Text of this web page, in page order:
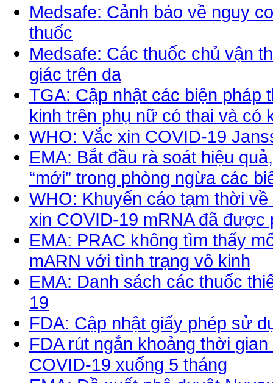
Medsafe: Cảnh báo về nguy
thuốc
Medsafe: Các thuốc chủ vận
giác trên da
TGA: Cập nhật các biện pháp
kinh trên phụ nữ có thai và có
WHO: Vắc xin COVID-19
EMA: Bắt đầu rà soát hiệu
“mới” trong phòng ngừa các
WHO: Khuyến cáo tạm thời
xin COVID-19 mRNA đã
EMA: PRAC không tìm thấy
mARN với tình trạng vô kinh
EMA: Danh sách các thuốc
19
FDA: Cập nhật giấy phép sử
FDA rút ngắn khoảng thời
COVID-19 xuống 5 tháng